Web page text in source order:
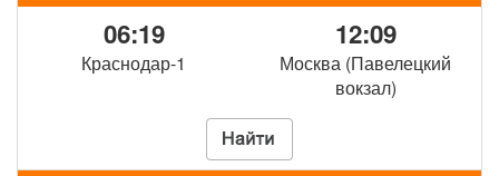
06:19
Краснодар-1
12:09
Москва (Павелецкий
вокзал)